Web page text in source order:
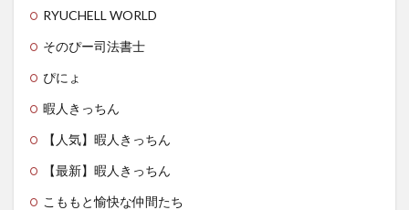
RYUCHELL WORLD
そのぴー司法書士
ぴにょ
暇人きっちん
【人気】暇人きっちん
【最新】暇人きっちん
こももと愉快な仲間たち